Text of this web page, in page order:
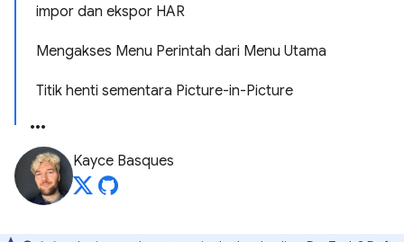
impor dan ekspor HAR
Mengakses Menu Perintah dari Menu Utama
Titik henti sementara Picture-in-Picture
Kayce Basques